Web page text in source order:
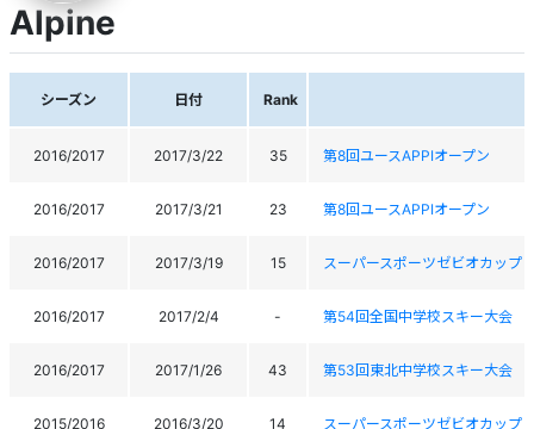
Alpine
シーズン 日付 Rank
2016/2017 2017/3/22 35 第8回ユースAPPIオープン
2016/2017 2017/3/21 23 第8回ユースAPPIオープン
2016/2017 2017/3/19 15 スーパースポーツゼビオカップ
2016/2017 2017/2/4 - 第54回全国中学校スキー大会
2016/2017 2017/1/26 43 第53回東北中学校スキー大会
2015/2016 2016/3/20 14 スーパースポーツゼビオカッ